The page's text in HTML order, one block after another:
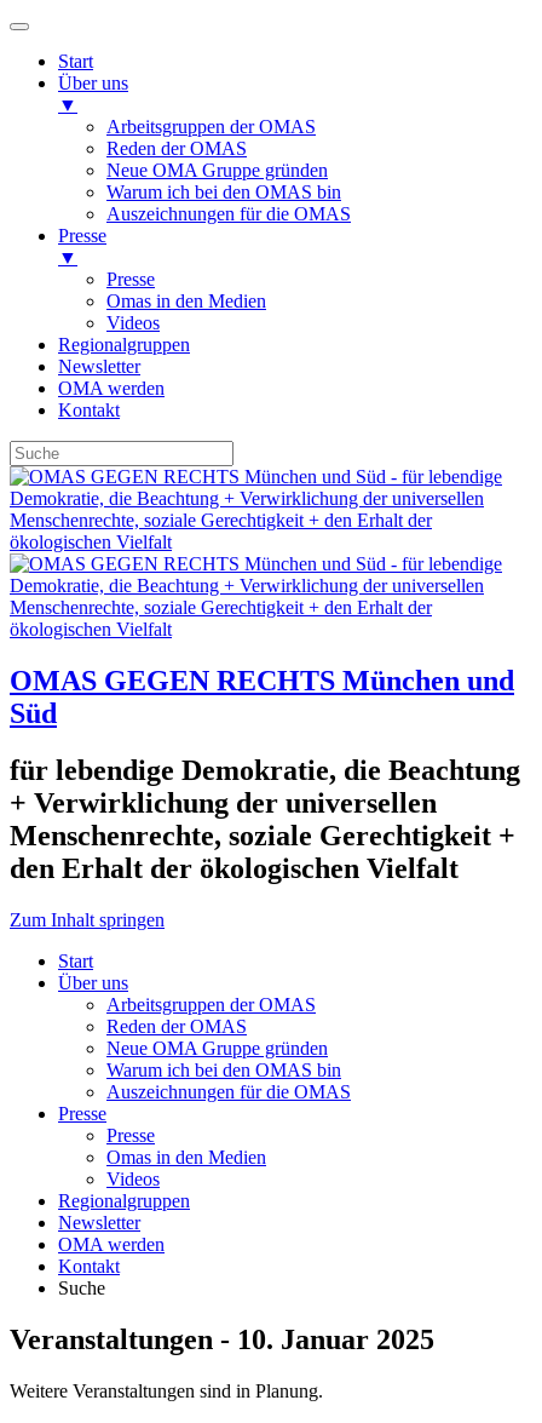
Start
Über uns
▼
Arbeitsgruppen der OMAS
Reden der OMAS
Neue OMA Gruppe gründen
Warum ich bei den OMAS bin
Auszeichnungen für die OMAS
Presse
▼
Presse
Omas in den Medien
Videos
Regionalgruppen
Newsletter
OMA werden
Kontakt
OMAS GEGEN RECHTS München und
Süd
für lebendige Demokratie, die Beachtung
+ Verwirklichung der universellen
Menschenrechte, soziale Gerechtigkeit +
den Erhalt der ökologischen Vielfalt
Zum Inhalt springen
Start
Über uns
Arbeitsgruppen der OMAS
Reden der OMAS
Neue OMA Gruppe gründen
Warum ich bei den OMAS bin
Auszeichnungen für die OMAS
Presse
Presse
Omas in den Medien
Videos
Regionalgruppen
Newsletter
OMA werden
Kontakt
Suche
Veranstaltungen - 10. Januar 2025
Weitere Veranstaltungen sind in Planung.